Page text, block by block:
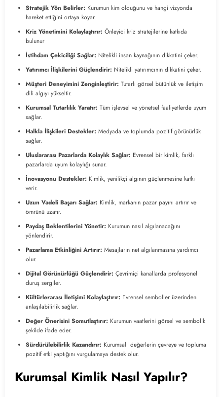
Stratejik Yön Belirler: Kurumun kim olduğunu ve hangi vizyonda
hareket ettiğini ortaya koyar.
Kriz Yönetimini Kolaylaştırır: Önleyici kriz stratejilerine katkıda
bulunur
İstihdam Çekiciliği Sağlar: Nitelikli insan kaynağının dikkatini çeker.
Yatırımcı İlişkilerini Güçlendirir: Nitelikli yatırımcının dikkatini çeker.
Müşteri Deneyimini Zenginleştirir: Tutarlı görsel bütünlük ve iletişim
dili algıyı yükseltir.
Kurumsal Tutarlılık Yaratır: Tüm işlevsel ve yönetsel faaliyetlerde uyum
sağlar.
Halkla İlişkileri Destekler: Medyada ve toplumda pozitif görünürlük
sağlar.
Uluslararası Pazarlarda Kolaylık Sağlar: Evrensel bir kimlik, farklı
pazarlarda uyum kolaylığı sunar.
İnovasyonu Destekler: Kimlik, yenilikçi algının güçlenmesine katkı
verir.
Uzun Vadeli Başarı Sağlar: Kimlik, markanın pazar payını artırır ve
ömrünü uzatır.
Paydaş Beklentilerini Yönetir: Kurumun nasıl algılanacağını
yönlendirir.
Pazarlama Etkinliğini Artırır: Mesajların net algılanmasına yardımcı
olur.
Dijital Görünürlüğü Güçlendirir: Çevrimiçi kanallarda profesyonel
duruş sergiler.
Kültürlerarası İletişimi Kolaylaştırır: Evrensel semboller üzerinden
anlaşılabilirlik sağlar.
Değer Önerisini Somutlaştırır: Kurumun vaatlerini görsel ve sembolik
şekilde ifade eder.
Sürdürülebilirlik Kazandırır: Kurumsal değerlerin çevreye ve topluma
pozitif etki yaptığını vurgulamaya destek olur.
Kurumsal Kimlik Nasıl Yapılır?